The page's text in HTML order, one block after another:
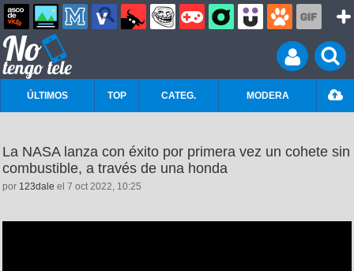
ÚLTIMOS TOP CATEG. MODERA
La NASA lanza con éxito por primera vez un cohete sin
combustible, a través de una honda
por 123dale el 7 oct 2022, 10:25